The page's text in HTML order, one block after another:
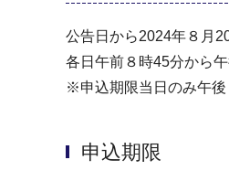
公告⽇から2024年８⽉
各⽇午前８時45分から
※申込期限当⽇のみ午
申込期限